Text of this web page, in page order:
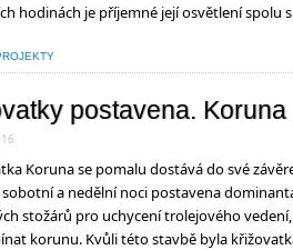
hodinách je příjemné její osvětlení spolu
postavena.
Koruna se pomalu dostává do své
a nedělní noci postavena
stožárů pro uchycení trolejového
korunu. Kvůli této stavbě byla